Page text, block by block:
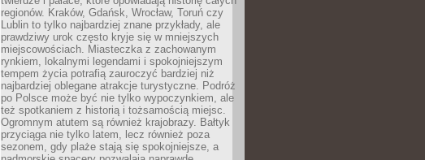
regionów. Kraków, Gdańsk, Wrocław, Toruń czy
Lublin to tylko najbardziej znane przykłady, ale
prawdziwy urok często kryje się w mniejszych
miejscowościach. Miasteczka z zachowanym
rynkiem, lokalnymi legendami i spokojniejszym
tempem życia potrafią zauroczyć bardziej niż
najbardziej oblegane atrakcje turystyczne. Podróż
po Polsce może być nie tylko wypoczynkiem, ale
też spotkaniem z historią i tożsamością miejsc.
Ogromnym atutem są również krajobrazy. Bałtyk
przyciąga nie tylko latem, lecz również poza
sezonem, gdy plaże stają się spokojniejsze, a